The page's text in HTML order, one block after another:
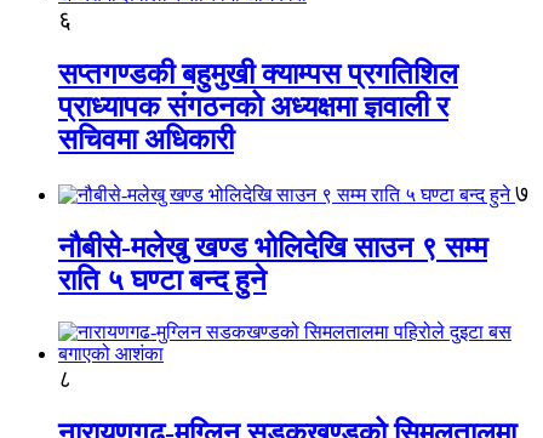
६
सप्तगण्डकी बहुमुखी क्याम्पस प्रगतिशिल
प्राध्यापक संगठनको अध्यक्षमा ज्ञवाली र
सचिवमा अधिकारी
७
नौबीसे-मलेखु खण्ड भोलिदेखि साउन ९ सम्म
राति ५ घण्टा बन्द हुने
८